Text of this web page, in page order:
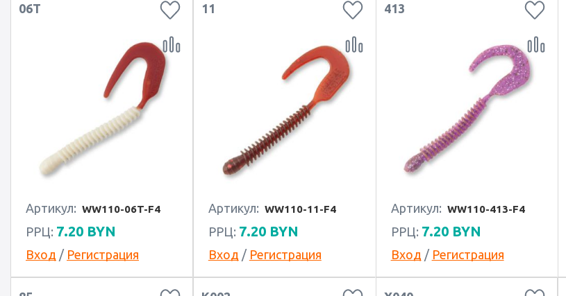
06T
Артикул: WW110-06T-F4
РРЦ: 7.20 BYN
Вход / Регистрация
11
Артикул: WW110-11-F4
РРЦ: 7.20BYN
Вход / Регистрация
413
Артикул: WW110-413-F4
РРЦ: 7.20BYN
Вход / Регистрация